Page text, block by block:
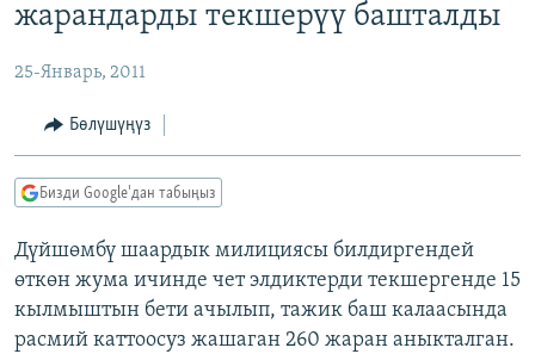
ЭКОНОМИКА
МАДАНИЯТ
БОРБОР АЗИЯ
УКРАИНА
АТАЙЫН ИЛИКТӨӨ
ТВ ПРОГРАММАЛАР
ЭКСПЕРТТЕР ТАЛДАЙТ
БИЗ ЖАНА ДҮЙНӨ
ДАНИСТЕ
ЭЖЕ-СИҢДИЛЕР
ӨЗГӨЧӨ ПИКИР
Русский
ОНЛАЙН ШЕРИНЕ
жарандарды текшерүү башталды
25-Январь, 2011
Бөлүшүңүз
Бизди Google'дан табыңыз
Дүйшөмбү шаардык милициясы билдиргендей
өткөн жума ичинде чет элдиктерди текшергенде 15
кылмыштын бети ачылып, тажик баш калаасында
расмий каттоосуз жашаган 260 жаран аныкталган.